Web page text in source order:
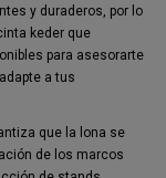
y duraderos, por lo
keder que
para asesorarte
a tus
que la lona se
de los marcos